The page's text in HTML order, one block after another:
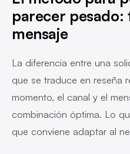
parecer
mensaje
La diferencia entre una
que se traduce en reseña
momento, el canal y el
combinación óptima. Lo
que conviene adaptar al